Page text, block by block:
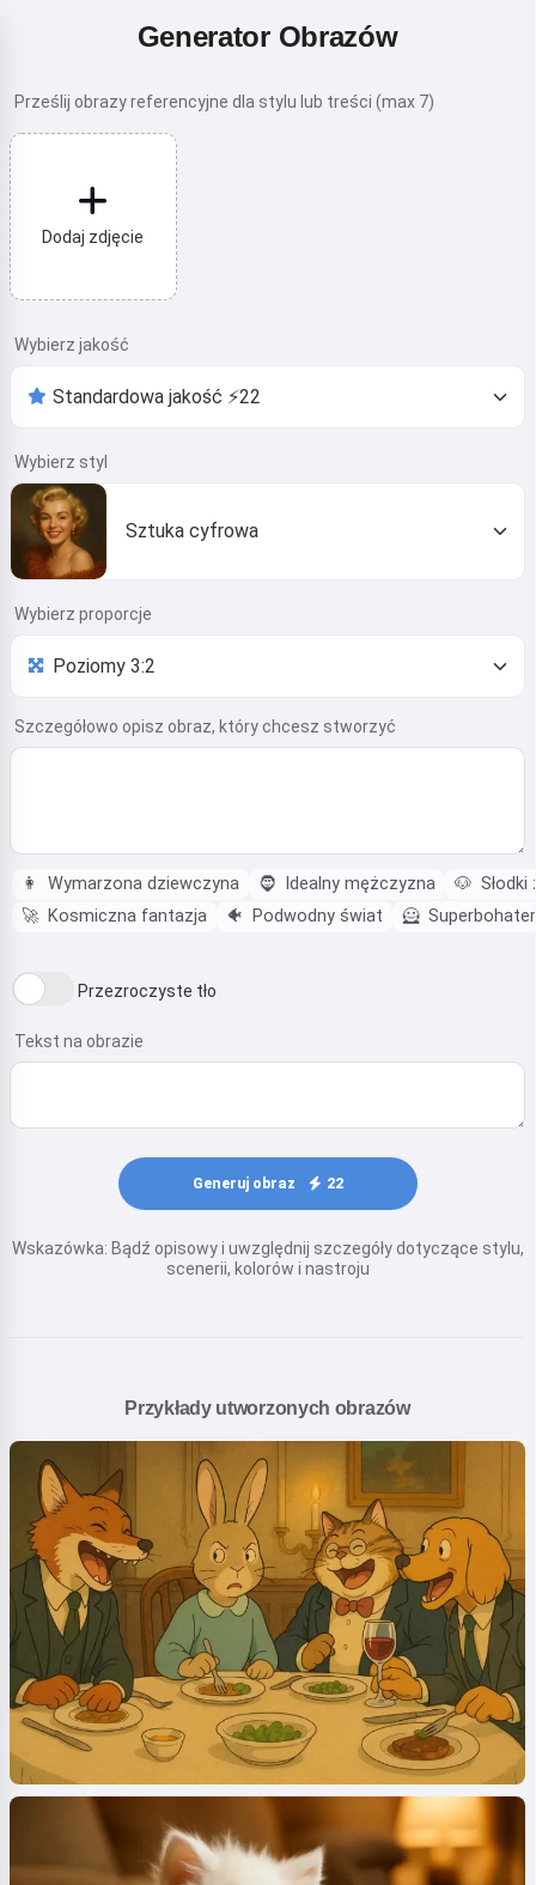
Generator Obrazów
Prześlij obrazy referencyjne dla stylu lub treści (max 7)
Dodaj zdjęcie
Wybierz jakość
Wybierz styl
Sztuka cyfrowa
Wybierz proporcje
Szczegółowo opisz obraz, który chcesz stworzyć
👩 Wymarzona dziewczyna 🧔 Idealny mężczyzna 🐶
🚀 Kosmiczna fantazja 🐠 Podwodny świat 🦸 Superbohater
Przezroczyste tło
Tekst na obrazie
Generuj obraz 22
Wskazówka: Bądź opisowy i uwzględnij szczegóły dotyczące stylu,
scenerii, kolorów i nastroju
Przykłady utworzonych obrazów